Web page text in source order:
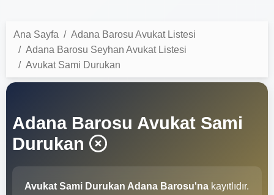
Ana Sayfa
Adana Barosu Avukat Listesi
Adana Barosu Seyhan Avukat Listesi
Avukat Sami Durukan
Adana Barosu Avukat Sami
Durukan
Avukat Sami Durukan Adana Barosu'na kayıtlıdır.